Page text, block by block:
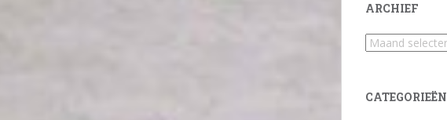
ARCHIEF
Archief
CATEGORIEËN